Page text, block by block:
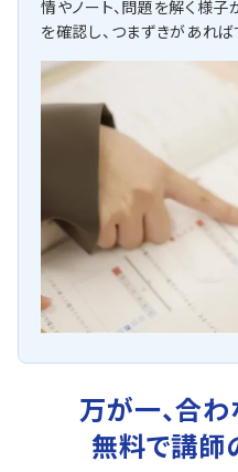
情やノート、問題を解く様子
を確認し、つまずきがあれば
万が一、合
無料で講師